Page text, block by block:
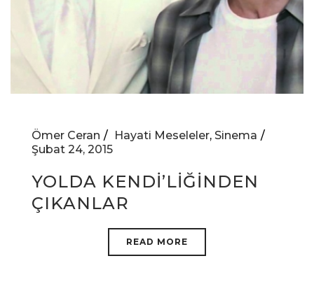
Ömer Ceran Hayati Meseleler, Sinema
Şubat 24, 2015
YOLDA KENDİ’LİĞİNDEN
ÇIKANLAR
READ MORE